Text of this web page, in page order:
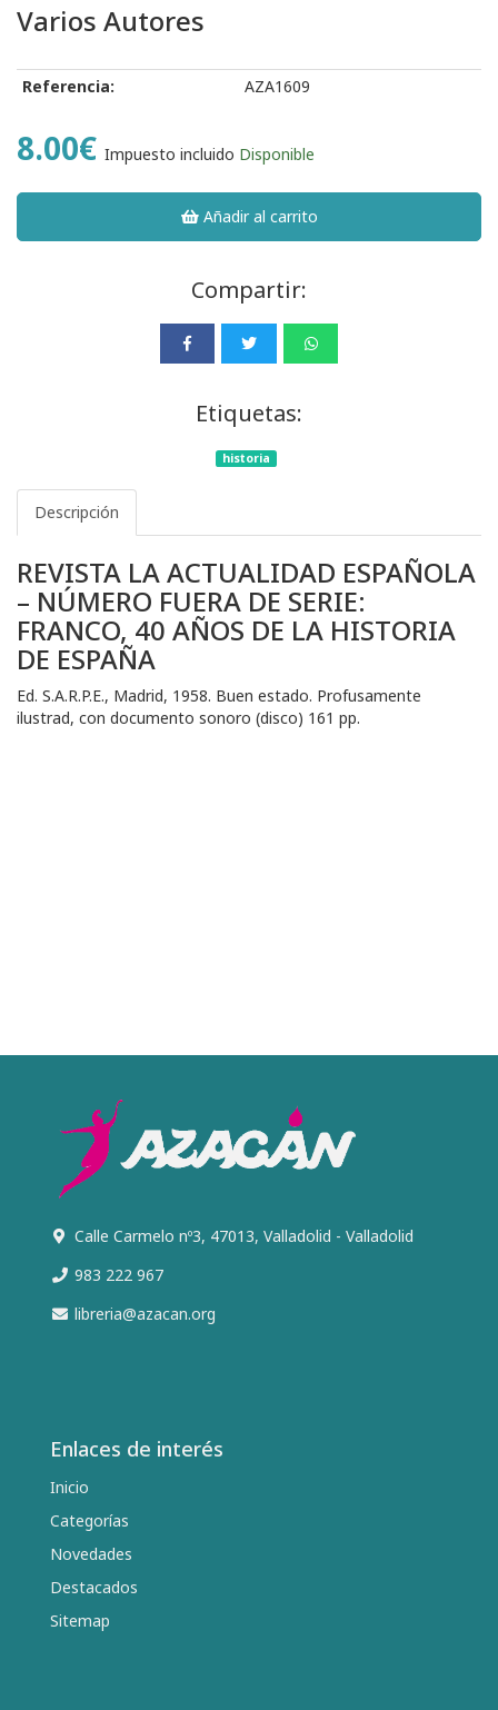
Varios Autores
Referencia: AZA1609
8.00€ Impuesto incluido Disponible
Añadir al carrito
Compartir:
Etiquetas:
historia
Descripción
REVISTA LA ACTUALIDAD ESPAÑOLA
– NÚMERO FUERA DE SERIE:
FRANCO, 40 AÑOS DE LA HISTORIA
DE ESPAÑA
Ed. S.A.R.P.E., Madrid, 1958. Buen estado. Profusamente
ilustrad, con documento sonoro (disco) 161 pp.
Calle Carmelo nº3, 47013, Valladolid - Valladolid
983 222 967
libreria@azacan.org
Enlaces de interés
Inicio
Categorías
Novedades
Destacados
Sitemap